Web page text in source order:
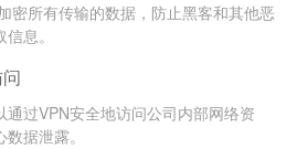
密所有传输的数据，防止黑客和其他恶
息。
通过VPN安全地访问公司内部网络资
据泄露。